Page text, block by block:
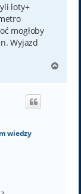
loty+
mogłoby
Wyjazd
g
wiedzy